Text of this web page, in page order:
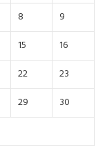
8
9
15
16
22
23
29
30